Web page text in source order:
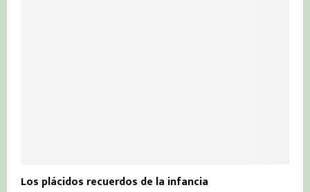
Los plácidos recuerdos de la infancia